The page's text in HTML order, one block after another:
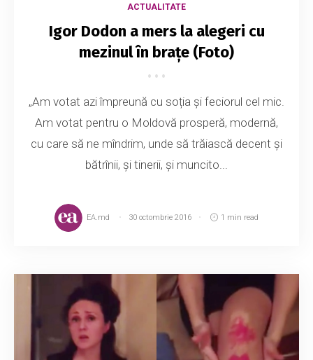
ACTUALITATE
Igor Dodon a mers la alegeri cu
mezinul în brațe (Foto)
„Am votat azi împreună cu soția și feciorul cel mic.
Am votat pentru o Moldovă prosperă, modernă,
cu care să ne mîndrim, unde să trăiască decent și
bătrînii, și tinerii, și muncito...
EA.md 30 octombrie 2016 1 min read